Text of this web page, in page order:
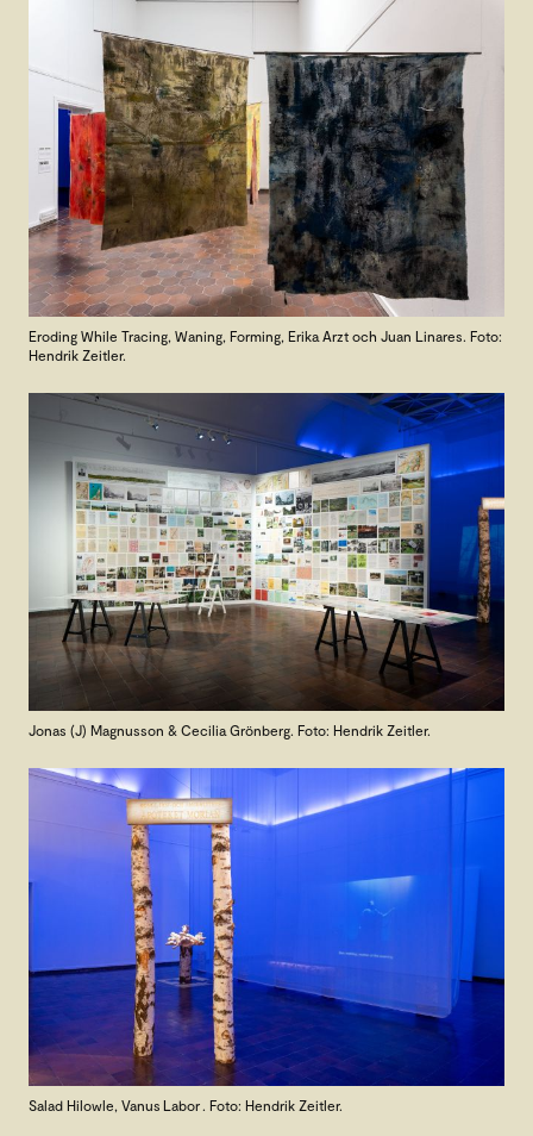
Eroding While Tracing, Waning, Forming, Erika Arzt och Juan Linares. Foto:
Hendrik Zeitler.
Jonas (J) Magnusson & Cecilia Grönberg. Foto: Hendrik Zeitler.
Salad Hilowle, Vanus Labor . Foto: Hendrik Zeitler.